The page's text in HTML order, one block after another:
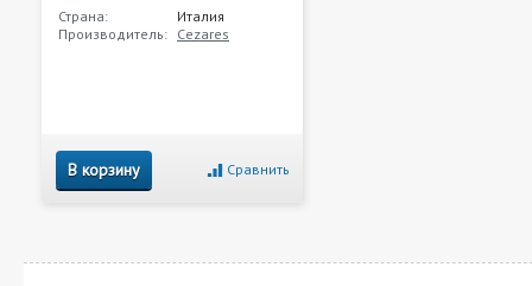
Страна:
Италия
Производитель: Cezares
В корзину Сравнить